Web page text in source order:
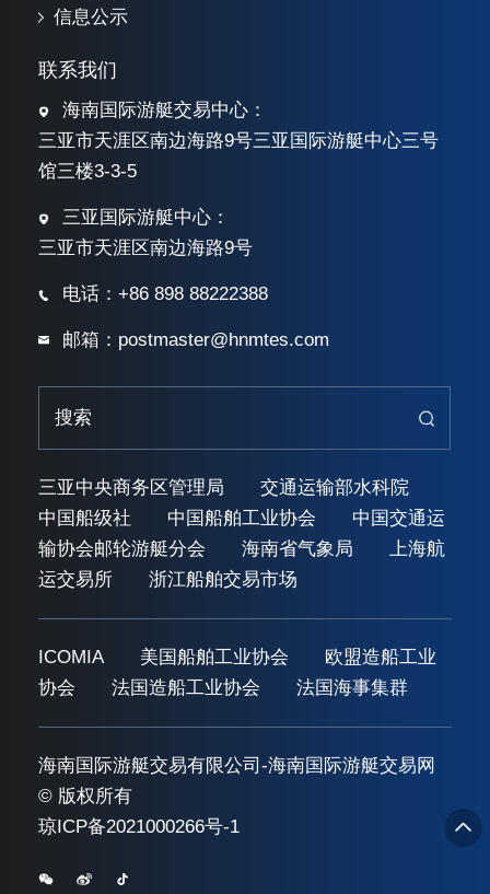
信息公示
联系我们
海南国际游艇交易中心：
三亚市天涯区南边海路9号三亚国际游艇中心三号
馆三楼3-3-5
三亚国际游艇中心：
三亚市天涯区南边海路9号
电话：+86 898 88222388
邮箱：postmaster@hnmtes.com
三亚中央商务区管理局
交通运输部水科院
中国船级社
中国船舶工业协会
中国交通运
输协会邮轮游艇分会
海南省气象局
上海航
运交易所
浙江船舶交易市场
ICOMIA 美国船舶工业协会
欧盟造船工业
协会
法国造船工业协会 法国海事集群
海南国际游艇交易有限公司-海南国际游艇交易网
© 版权所有
琼ICP备2021000266号-1